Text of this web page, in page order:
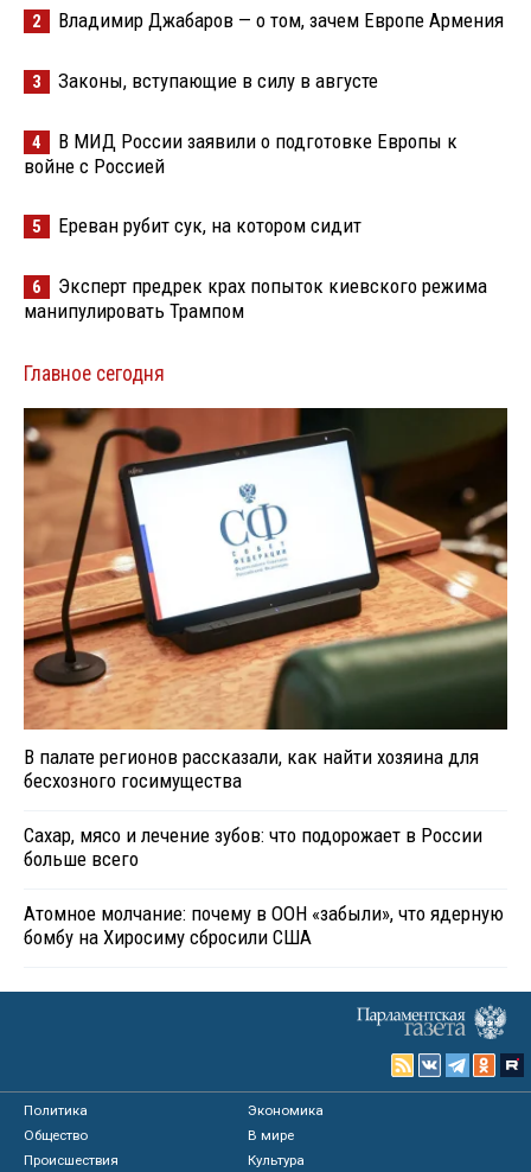
2 Владимир Джабаров — о том, зачем Европе Армения
3 Законы, вступающие в силу в августе
4
В МИД России заявили о подготовке Европы к
войне с Россией
5 Ереван рубит сук, на котором сидит
6
Эксперт предрек крах попыток киевского режима
манипулировать Трампом
Главное сегодня
В палате регионов рассказали, как найти хозяина для
бесхозного госимущества
Сахар, мясо и лечение зубов: что подорожает в России
больше всего
Атомное молчание: почему в ООН «забыли», что ядерную
бомбу на Хиросиму сбросили США
Политика
Экономика
Общество
В мире
Происшествия
Культура